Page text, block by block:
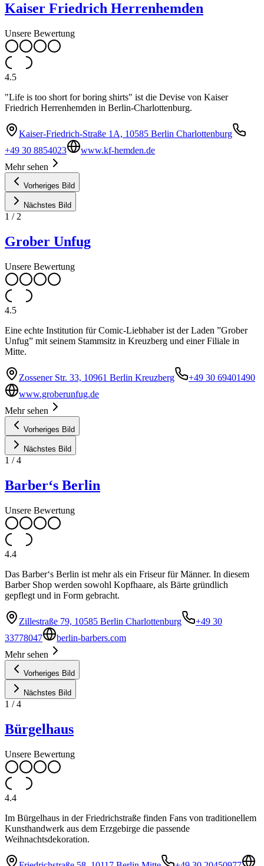
Kaiser Friedrich Herrenhemden
Unsere Bewertung
4.5
"Life is too short for boring shirts" ist die Devise von Kaiser
Friedrich Herrenhemden in Berlin-Charlottenburg.
Kaiser-Friedrich-Straße 1A, 10585 Berlin Charlottenburg
+49 30 8854023
www.kf-hemden.de
Mehr sehen
Vorheriges Bild
Nächstes Bild
1 / 2
Grober Unfug
Unsere Bewertung
4.5
Eine echte Institution für Comic-Liebhaber ist der Laden ”Grober
Unfug” mit seinem Stammsitz in Kreuzberg und einer Filiale in
Mitte.
Zossener Str. 33, 10961 Berlin Kreuzberg
+49 30 69401490
www.groberunfug.de
Mehr sehen
Vorheriges Bild
Nächstes Bild
1 /4
Barber‘s Berlin
Unsere Bewertung
4.4
Das Barber‘s Berlin ist mehr als ein Friseur für Männer. In diesem
Barber Shop werden sowohl Kopfhaare, als Bärte gründlich
gepflegt und in Form gebracht.
Zillestraße 79, 10585 Berlin Charlottenburg
+49 30
33778047
berlin-barbers.com
Mehr sehen
Vorheriges Bild
Nächstes Bild
1 /4
Bürgelhaus
Unsere Bewertung
4.4
Im Bürgelhaus in der Friedrichstraße finden Fans von traditionellem
Kunsthandwerk aus dem Erzgebirge die passende
Weihnachtsdekoration.